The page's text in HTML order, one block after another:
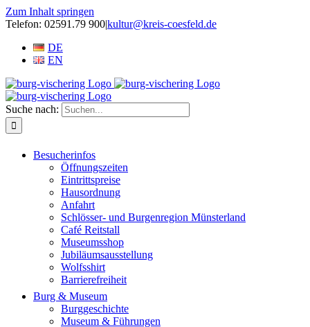
Zum Inhalt springen
Telefon: 02591.79 900|kultur@kreis-coesfeld.de
DE
EN
Suche nach:
Besucherinfos
Öffnungszeiten
Eintrittspreise
Hausordnung
Anfahrt
Schlösser- und Burgenregion Münsterland
Café Reitstall
Museumsshop
Jubiläumsausstellung
Wolfsshirt
Barrierefreiheit
Burg & Museum
Burggeschichte
Museum & Führungen